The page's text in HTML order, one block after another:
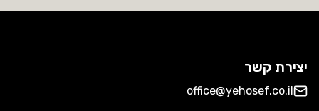
יצירת קשר
office@yehosef.co.il